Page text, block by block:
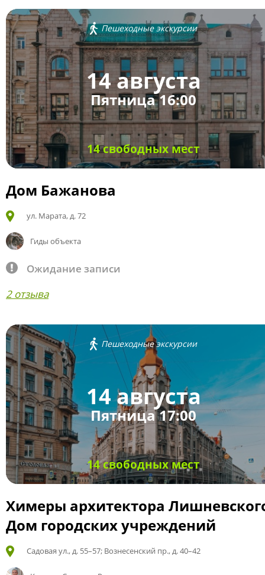
Пешеходные экскурсии
14 августа
Пятница 16:00
14 свободных мест
Дом Бажанова
ул. Марата, д. 72
Гиды объекта
Ожидание записи
2 отзыва
Пешеходные экскурсии
14 августа
Пятница 17:00
14 свободных мест
Химеры архитектора
Дом городских учреждений
Садовая ул., д. 55–57; Вознесенский пр., д. 40–42